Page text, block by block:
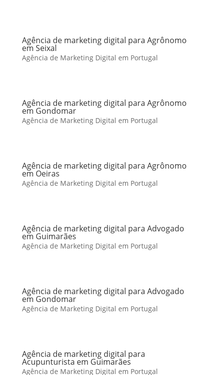
Agência de marketing digital para Agrônomo
em Seixal
Agência de Marketing Digital em Portugal
Agência de marketing digital para Agrônomo
em Gondomar
Agência de Marketing Digital em Portugal
Agência de marketing digital para Agrônomo
em Oeiras
Agência de Marketing Digital em Portugal
Agência de marketing digital para Advogado
em Guimarães
Agência de Marketing Digital em Portugal
Agência de marketing digital para Advogado
em Gondomar
Agência de Marketing Digital em Portugal
Agência de marketing digital para
Acupunturista em Guimarães
Agência de Marketing Digital em Portugal